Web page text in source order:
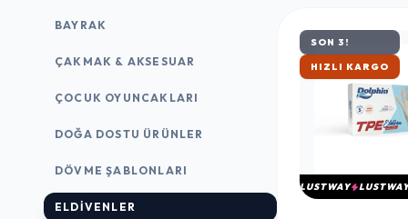
BAYRAK
ÇAKMAK & AKSESUAR
ÇOCUK OYUNCAKLARI
DOĞA DOSTU ÜRÜNLER
DÖVME ŞABLONLARI
ELDIVENLER
SON 3!
HIZLI KARGO
LUSTWAY